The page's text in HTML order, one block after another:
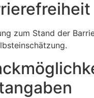
zum Stand der